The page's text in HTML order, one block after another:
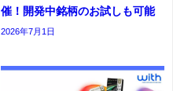
催！開発中銘柄のお試しも可能
2026年7月1日